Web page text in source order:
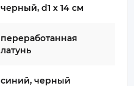
черный, d1 х 14 см
переработанная
латунь
синий, черный